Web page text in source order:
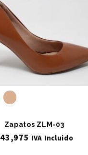
Zapatos ZLM-03
43,975 IVA Incluido